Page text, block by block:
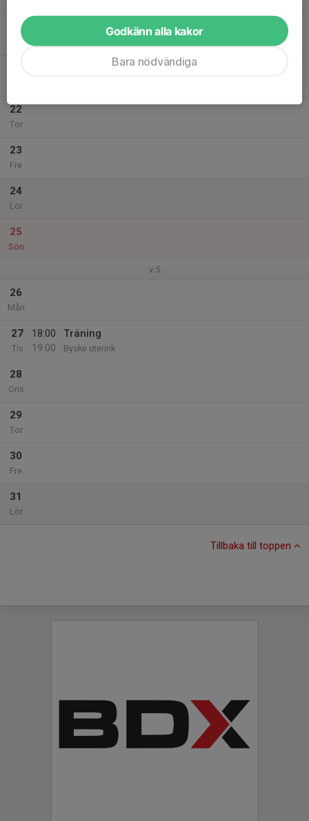
20
Tis
22
Tor
23
Fre
24
Lör
25
Sön
v.5
26
Mån
27
Tis
18:00
19:00
Träning
Byske uterink
28
Ons
29
Tor
30
Fre
31
Lör
Tillbaka till toppen
Godkänn alla kakor
Bara nödvändiga